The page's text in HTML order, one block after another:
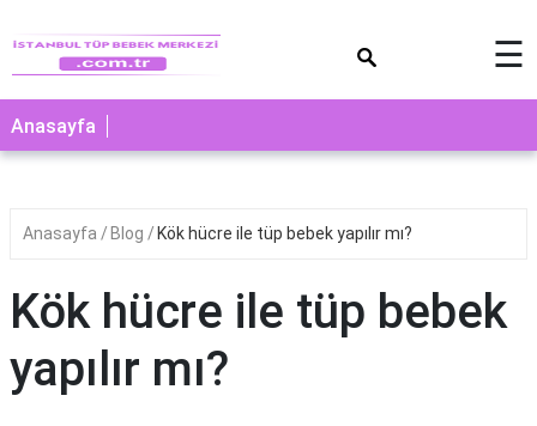
☰
Anasayfa
Anasayfa Blog Kök hücre ile tüp bebek yapılır mı?
Kök hücre ile tüp bebek
yapılır mı?